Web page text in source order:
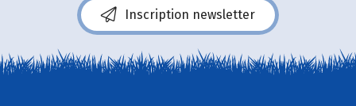
Inscription newsletter